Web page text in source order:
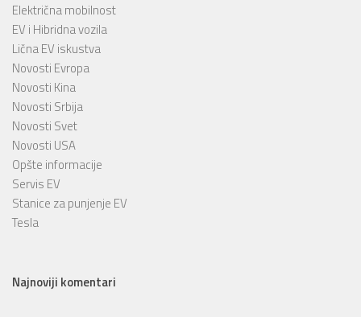
Električna mobilnost
EV i Hibridna vozila
Lična EV iskustva
Novosti Evropa
Novosti Kina
Novosti Srbija
Novosti Svet
Novosti USA
Opšte informacije
Servis EV
Stanice za punjenje EV
Tesla
Najnoviji komentari